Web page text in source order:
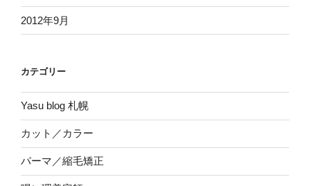
2012年9月
カテゴリー
Yasu blog 札幌
カット／カラー
パーマ／縮毛矯正